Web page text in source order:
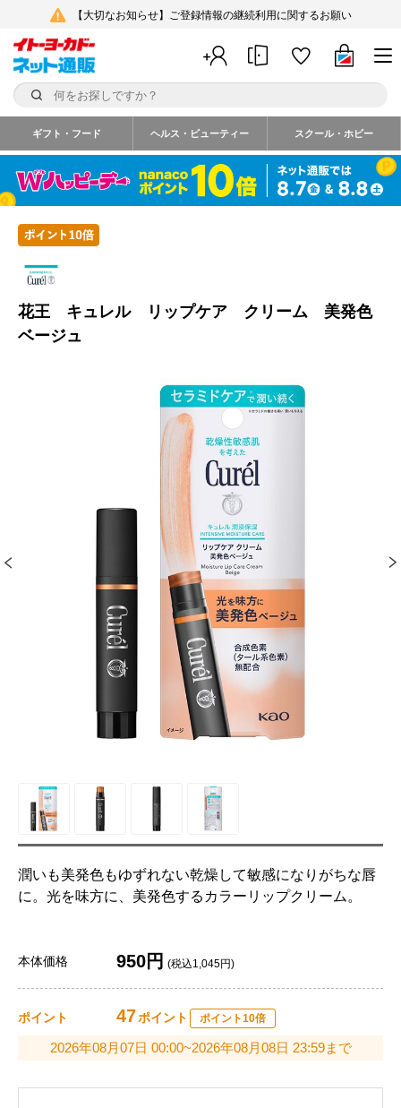
【大切なお知らせ】ご登録情報の継続利用に関するお願い
ギフト・フード ヘルス・ビューティー スクール・ホビー
花王 キュレル リップケア クリーム 美発色
ベージュ
潤いも美発色もゆずれない乾燥して敏感になりがちな唇
に。光を味方に、美発色するカラーリップクリーム。
本体価格 950円 (税込1,045円)
ポイント 47ポイント ポイント10倍
2026年08月07日 00:00~2026年08月08日 23:59まで